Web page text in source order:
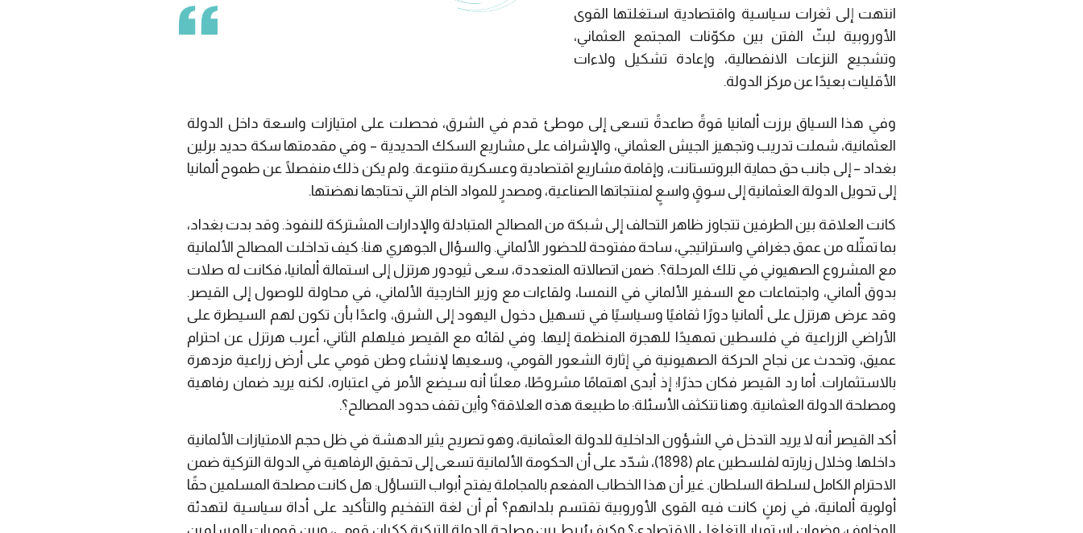
انتهت إلى ثغرات سياسية واقتصادية استغلتها القوى
الأوروبية لبثّ الفتن بين مكوّنات المجتمع العثماني،
وتشجيع النزعات الانفصالية، وإعادة تشكيل ولاءات
الأقليات بعيدًا عن مركز الدولة.
وفي هذا السياق برزت ألمانيا قوةً صاعدةً تسعى إلى موطئ قدم في الشرق، فحصلت على امتيازات واسعة داخل الدولة
العثمانية، شملت تدريب وتجهيز الجيش العثماني، والإشراف على مشاريع السكك الحديدية – وفي مقدمتها سكة حديد برلين
بغداد – إلى جانب حق حماية البروتستانت، وإقامة مشاريع اقتصادية وعسكرية متنوعة. ولم يكن ذلك منفصلًا عن طموح ألمانيا
إلى تحويل الدولة العثمانية إلى سوقٍ واسعٍ لمنتجاتها الصناعية، ومصدرٍ للمواد الخام التي تحتاجها نهضتها.
كانت العلاقة بين الطرفين تتجاوز ظاهر التحالف إلى شبكة من المصالح المتبادلة والإدارات المشتركة للنفوذ. وقد بدت بغداد،
بما تمثّله من عمق جغرافي واستراتيجي، ساحة مفتوحة للحضور الألماني. والسؤال الجوهري هنا: كيف تداخلت المصالح الألمانية
مع المشروع الصهيوني في تلك المرحلة؟. ضمن اتصالاته المتعددة، سعى ثيودور هرتزل إلى استمالة ألمانيا، فكانت له صلات
بدوق ألماني، واجتماعات مع السفير الألماني في النمسا، ولقاءات مع وزير الخارجية الألماني، في محاولة للوصول إلى القيصر.
وقد عرض هرتزل على ألمانيا دورًا ثقافيًا وسياسيًا في تسهيل دخول اليهود إلى الشرق، واعدًا بأن تكون لهم السيطرة على
الأراضي الزراعية في فلسطين تمهيدًا للهجرة المنظمة إليها. وفي لقائه مع القيصر فيلهلم الثاني، أعرب هرتزل عن احترام
عميق، وتحدث عن نجاح الحركة الصهيونية في إثارة الشعور القومي، وسعيها لإنشاء وطن قومي على أرض زراعية مزدهرة
بالاستثمارات. أما رد القيصر فكان حذرًا؛ إذ أبدى اهتمامًا مشروطًا، معلنًا أنه سيضع الأمر في اعتباره، لكنه يريد ضمان رفاهية
ومصلحة الدولة العثمانية. وهنا تتكثف الأسئلة: ما طبيعة هذه العلاقة؟ وأين تقف حدود المصالح؟.
أكد القيصر أنه لا يريد التدخل في الشؤون الداخلية للدولة العثمانية، وهو تصريح يثير الدهشة في ظل حجم الامتيازات الألمانية
داخلها. وخلال زيارته لفلسطين عام (1898)
، شدّد على أن الحكومة الألمانية تسعى إلى تحقيق الرفاهية في الدولة التركية ضمن
الاحترام الكامل لسلطة السلطان. غير أن هذا الخطاب المفعم بالمجاملة يفتح أبواب التساؤل: هل كانت مصلحة المسلمين حقًا
أولوية ألمانية، في زمنٍ كانت فيه القوى الأوروبية تقتسم بلدانهم؟ أم أن لغة التفخيم والتأكيد على أداة سياسية لتهدئة
المخاوف، وضمان استمرار التغلغل الاقتصادي؟ وكيف يُربط بين مصلحة الدولة التركية ككيان قومي، وبين قوميات المسلمين